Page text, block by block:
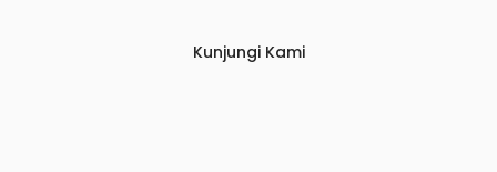
Kunjungi Kami